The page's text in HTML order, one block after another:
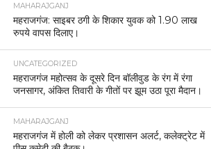
MAHARAJGANJ
महराजगंज: साइबर ठगी के शिकार युवक को 1.90 लाख
रुपये वापस दिलाए।
UNCATEGORIZED
महराजगंज महोत्सव के दूसरे दिन बॉलीवुड के रंग में रंगा
जनसागर, अंकित तिवारी के गीतों पर झूम उठा पूरा मैदान।
MAHARAJGANJ
महराजगंज में होली को लेकर प्रशासन अलर्ट, कलेक्ट्रेट में